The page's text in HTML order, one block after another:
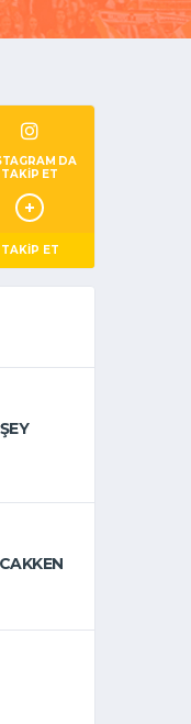
DA
TAKİP ET
TAKİP ET